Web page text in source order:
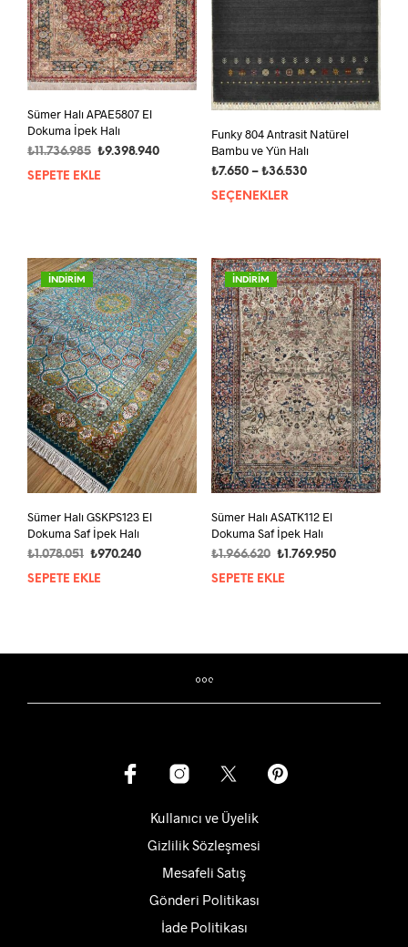
Sümer Halı APAE5807 El
Dokuma İpek Halı
₺11.736.985 Orijinal
fiyat:
₺9.398.940Şu
₺9.398.940.
SEPETE EKLE
Funky 804 Antrasit Natürel
Bambu ve Yün Halı
₺7.650 – ₺36.530Fiyat
SEÇENEKLER
fazla
var.
ürün
İNDİRİM
Sümer Halı GSKPS123 El
Dokuma Saf İpek Halı
₺1.078.051 Orijinal
fiyat:
₺970.240Şu
SEPETE EKLE
İNDİRİM
Sümer Halı ASATK112 El
Dokuma Saf İpek Halı
₺1.966.620 Orijinal
fiyat:
₺1.769.950Şu
SEPETE EKLE
Kullanıcı ve Üyelik
Gizlilik Sözleşmesi
Mesafeli Satış
Gönderi Politikası
İade Politikası